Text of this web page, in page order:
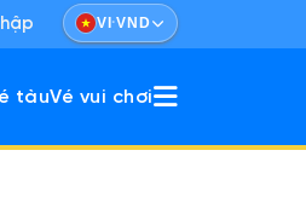
VI ·VND
tàuVé vui chơi